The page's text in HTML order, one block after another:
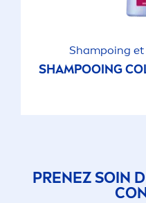
Shampoing
SHAMPOOING
PRENEZ SOIN